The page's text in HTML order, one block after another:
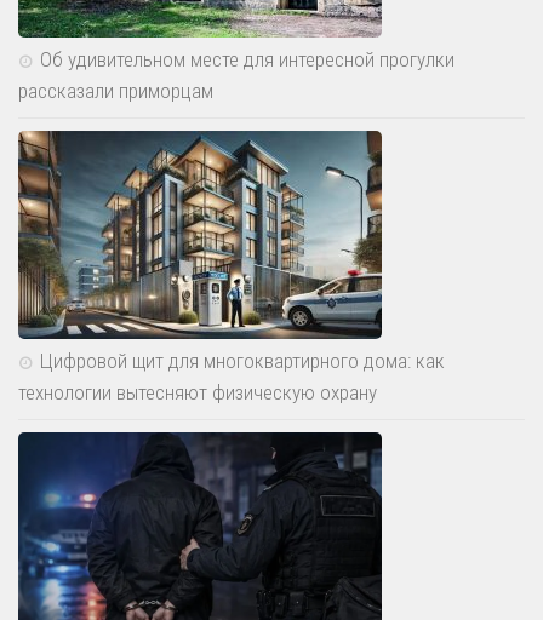
Защита от ножа
Защита от собак
Контакт с чиновником
Медицинская безопасность
Психиэмоциональная безопасность
Религиозная безопасность
Самооборона и личная безопасность
Финансовая безопасность
Электромагнитная безопасность
Домашняя безопасность
Безопасность в жилище
Охрана частного домостроения
Пожарная безопасность
Профилактика совершения краж из квартир
Об удивительном месте для интересной прогулки
рассказали приморцам
Цифровой щит для многоквартирного дома: как
технологии вытесняют физическую охрану